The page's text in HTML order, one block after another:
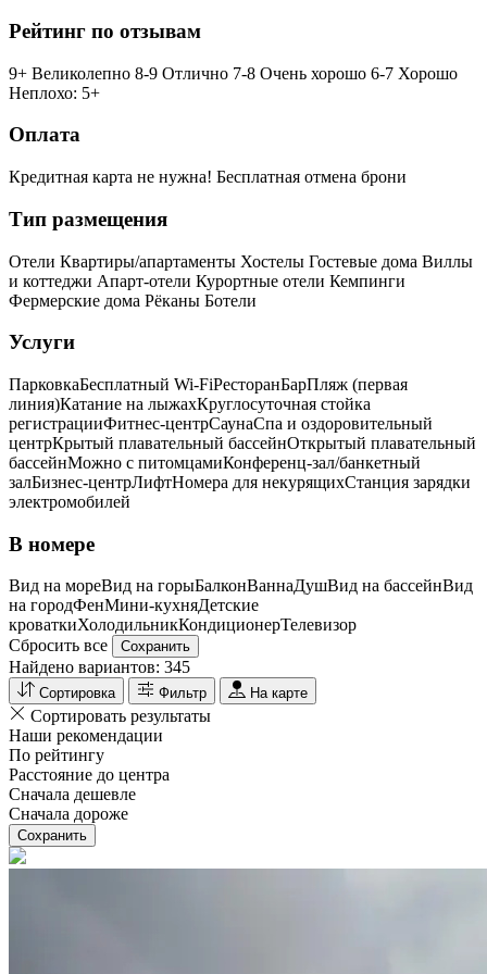
Рейтинг по отзывам
9+ Великолепно 8-9 Отлично 7-8 Очень хорошо 6-7 Хорошо
Неплохо: 5+
Оплата
Кредитная карта не нужна! Бесплатная отмена брони
Тип размещения
Отели Квартиры/апартаменты Хостелы Гостевые дома Виллы
и коттеджи Апарт-отели Курортные отели Кемпинги
Фермерские дома Рёканы Ботели
Услуги
ПарковкаБесплатный Wi-FiРесторанБарПляж (первая
линия)Катание на лыжахКруглосуточная стойка
регистрацииФитнес-центрСаунаСпа и оздоровительный
центрКрытый плавательный бассейнОткрытый плавательный
бассейнМожно с питомцамиКонференц-зал/банкетный
залБизнес-центрЛифтНомера для некурящихCтанция зарядки
электромобилей
В номере
Вид на мореВид на горыБалконВаннаДушВид на бассейнВид
на городФенМини-кухняДетские
кроваткиХолодильникКондиционерТелевизор
Сбросить все
Сохранить
Найдено вариантов: 345
Сортировка Фильтр На карте
Сортировать результаты
Наши рекомендации
По рейтингу
Расстояние до центра
Сначала дешевле
Сначала дороже
Сохранить